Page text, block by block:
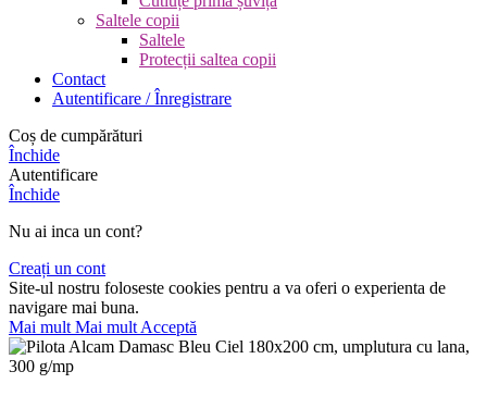
Saltele copii
Saltele
Protecții saltea copii
Contact
Autentificare / Înregistrare
Coș de cumpărături
Închide
Autentificare
Închide
Nu ai inca un cont?
Creați un cont
Site-ul nostru foloseste cookies pentru a va oferi o experienta de
navigare mai buna.
Mai mult Mai mult Acceptă